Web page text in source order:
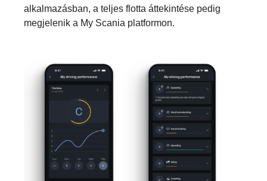
alkalmazásban, a teljes flotta áttekintése pedig
megjelenik a My Scania platformon.